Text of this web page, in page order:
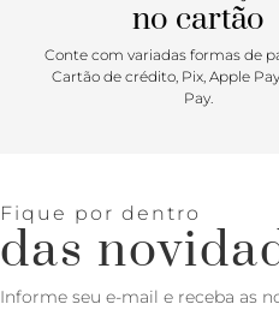
no cartão
Conte com variadas formas de
Cartão de crédito, Pix, Apple
Pay.
Fique por dentro
das
Informe seu e-mail e receba as